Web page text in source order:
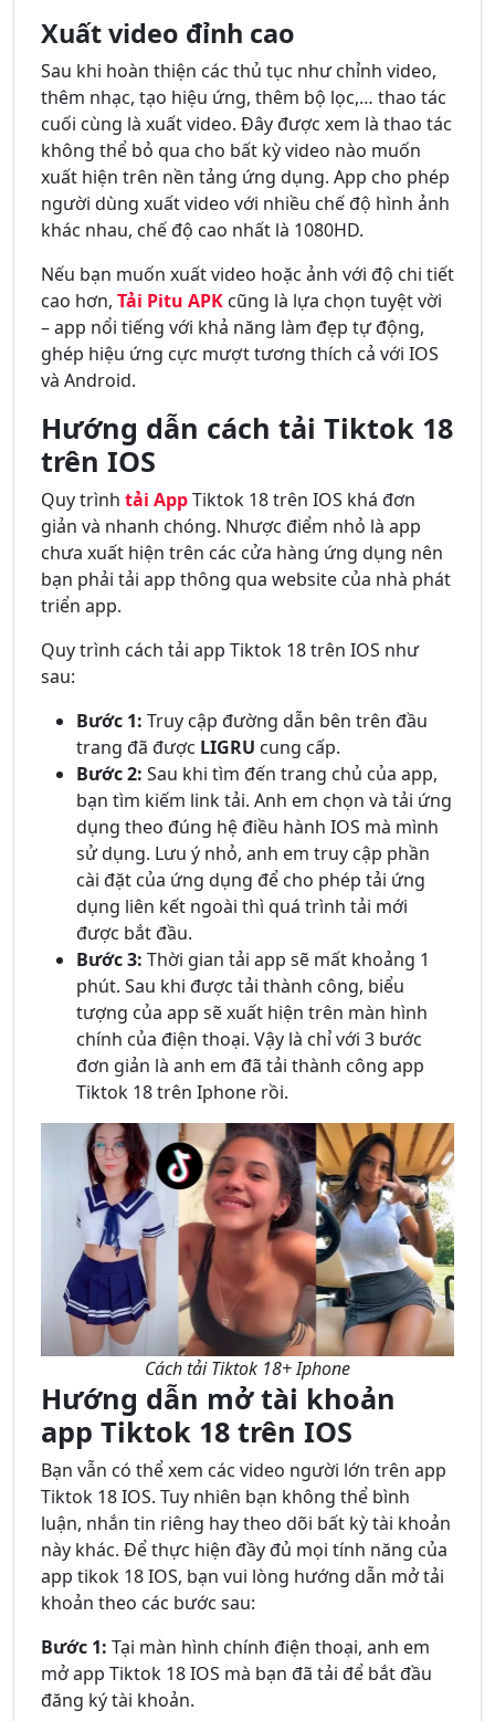
Xuất video đỉnh cao
Sau khi hoàn thiện các thủ tục như chỉnh video,
thêm nhạc, tạo hiệu ứng, thêm bộ lọc,… thao tác
cuối cùng là xuất video. Đây được xem là thao tác
không thể bỏ qua cho bất kỳ video nào muốn
xuất hiện trên nền tảng ứng dụng. App cho phép
người dùng xuất video với nhiều chế độ hình ảnh
khác nhau, chế độ cao nhất là 1080HD.
Nếu bạn muốn xuất video hoặc ảnh với độ chi tiết
cao hơn, Tải Pitu APK cũng là lựa chọn tuyệt vời
– app nổi tiếng với khả năng làm đẹp tự động,
ghép hiệu ứng cực mượt tương thích cả với IOS
và Android.
Hướng dẫn cách tải Tiktok 18
trên IOS
Quy trình tải AppTiktok 18 trên IOS khá đơn
giản và nhanh chóng. Nhược điểm nhỏ là app
chưa xuất hiện trên các cửa hàng ứng dụng nên
bạn phải tải app thông qua website của nhà phát
triển app.
Quy trình cách tải app Tiktok 18 trên IOS như
sau:
Bước 1: Truy cập đường dẫn bên trên đầu
trang đã được LIGRU cung cấp.
Bước 2: Sau khi tìm đến trang chủ của app,
bạn tìm kiếm link tải. Anh em chọn và tải ứng
dụng theo đúng hệ điều hành IOS mà mình
sử dụng. Lưu ý nhỏ, anh em truy cập phần
cài đặt của ứng dụng để cho phép tải ứng
dụng liên kết ngoài thì quá trình tải mới
được bắt đầu.
Bước 3: Thời gian tải app sẽ mất khoảng 1
phút. Sau khi được tải thành công, biểu
tượng của app sẽ xuất hiện trên màn hình
chính của điện thoại. Vậy là chỉ với 3 bước
đơn giản là anh em đã tải thành công app
Tiktok 18 trên Iphone rồi.
Cách tải Tiktok 18+ Iphone
Hướng dẫn mở tài khoản
app Tiktok 18 trên IOS
Bạn vẫn có thể xem các video người lớn trên app
Tiktok 18 IOS. Tuy nhiên bạn không thể bình
luận, nhắn tin riêng hay theo dõi bất kỳ tài khoản
này khác. Để thực hiện đầy đủ mọi tính năng của
app tikok 18 IOS, bạn vui lòng hướng dẫn mở tải
khoản theo các bước sau:
Bước 1: Tại màn hình chính điện thoại, anh em
mở app Tiktok 18 IOS mà bạn đã tải để bắt đầu
đăng ký tài khoản.